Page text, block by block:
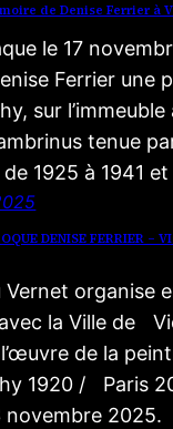
de Denise Ferrier à
le 17
Ferrier une
sur
tenue
1925 à 1941
DENISE FERRIER –
Vernet organise
la Ville de
de la
1920 / Paris
novembre